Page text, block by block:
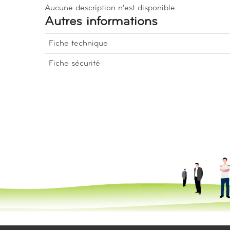
Aucune description n'est disponible
Autres informations
Fiche technique
Fiche sécurité